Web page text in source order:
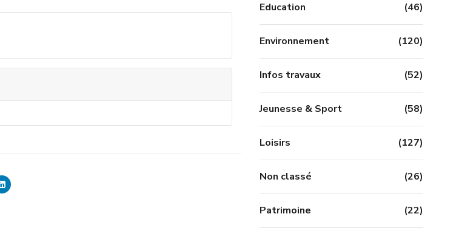
Education (46)
Environnement (120)
Infos travaux (52)
Jeunesse & Sport (58)
Loisirs (127)
Non classé (26)
Patrimoine (22)